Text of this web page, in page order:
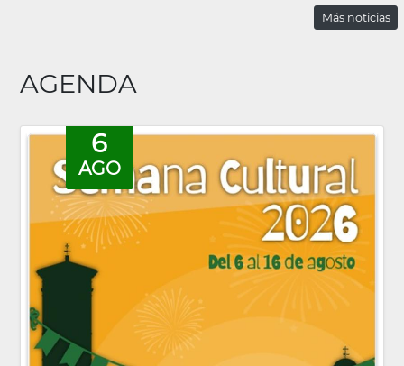
Más noticias
AGENDA
6
AGO